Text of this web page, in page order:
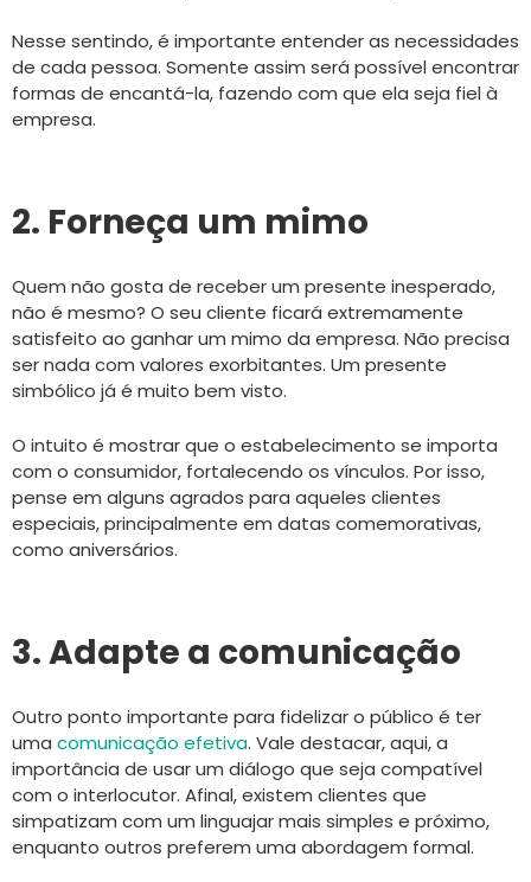
Nesse sentindo, é importante entender as necessidades
de cada pessoa. Somente assim será possível encontrar
formas de encantá-la, fazendo com que ela seja fiel à
empresa.
2. Forneça um mimo
Quem não gosta de receber um presente inesperado,
não é mesmo? O seu cliente ficará extremamente
satisfeito ao ganhar um mimo da empresa. Não precisa
ser nada com valores exorbitantes. Um presente
simbólico já é muito bem visto.
O intuito é mostrar que o estabelecimento se importa
com o consumidor, fortalecendo os vínculos. Por isso,
pense em alguns agrados para aqueles clientes
especiais, principalmente em datas comemorativas,
como aniversários.
3. Adapte a comunicação
Outro ponto importante para fidelizar o público é ter
uma comunicação efetiva. Vale destacar, aqui, a
importância de usar um diálogo que seja compatível
com o interlocutor. Afinal, existem clientes que
simpatizam com um linguajar mais simples e próximo,
enquanto outros preferem uma abordagem formal.